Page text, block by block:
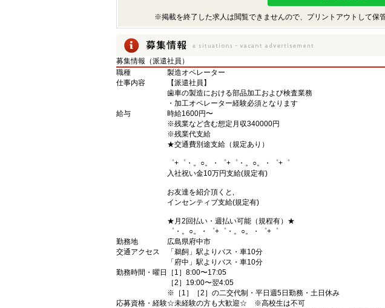
※掲載を終了した求人は閲覧できませんので、プリントアウトして保
募集情報（派遣社員）
職種
製造オペレーター
仕事内容
【派遣社員】
歯車の製造における部品加工および検査業務
・加工オペレーター経験必須となります
給与
時給1600円〜
※残業など含む想定月収340000円
※残業代支給
★交通費別途支給（規定あり）
゜+゜・。○。・゜+゜・。○。・゜+゜
入社祝い金10万円支給(規定有)
お友達を紹介頂くと,
インセンティブ支給(規定有)
★月2回払い・週払い可能（規程有）★
゜・。○。・゜+゜・。○。・゜+゜
勤務地
広島県府中市
交通アクセス
「鵜飼」駅よりバス・車10分
「府中」駅よりバス・車10分
勤務時間・曜日
［1］8:00〜17:05
［2］19:00〜翌4:05
※［1］［2］の二交代制・平日週5日勤務・土日休み
応募資格・経験☆未経験の方も大歓迎☆ ※高校生は不可